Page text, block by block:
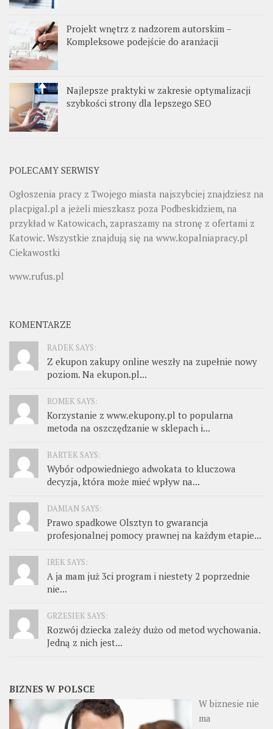
Projekt wnętrz z nadzorem autorskim –
Kompleksowe podejście do aranżacji
Najlepsze praktyki w zakresie optymalizacji
szybkości strony dla lepszego SEO
POLECAMY SERWISY
Ogłoszenia pracy z Twojego miasta najszybciej znajdziesz na
placpigal.pl a jeżeli mieszkasz poza Podbeskidziem, na
przykład w Katowicach, zapraszamy na stronę z ofertami z
Katowic. Wszystkie znajdują się na www.kopalniapracy.pl
Ciekawostki
www.rufus.pl
KOMENTARZE
RADEK SAYS:
Z ekupon zakupy online weszły na zupełnie nowy
poziom. Na ekupon.pl...
ROMEK SAYS:
Korzystanie z www.ekupony.pl to popularna
metoda na oszczędzanie w sklepach i...
BARTEK SAYS:
Wybór odpowiedniego adwokata to kluczowa
decyzja, która może mieć wpływ na...
DAMIAN SAYS:
Prawo spadkowe Olsztyn to gwarancja
profesjonalnej pomocy prawnej na każdym etapie...
IREK SAYS:
A ja mam już 3ci program i niestety 2 poprzednie
nie...
GRZESIEK SAYS:
Rozwój dziecka zależy dużo od metod wychowania.
Jedną z nich jest...
BIZNES W POLSCE
W biznesie nie
ma